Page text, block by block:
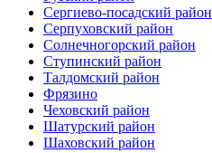
Сергиево-посадский район
Серпуховский район
Солнечногорский район
Ступинский район
Талдомский район
Фрязино
Чеховский район
Шатурский район
Шаховский район